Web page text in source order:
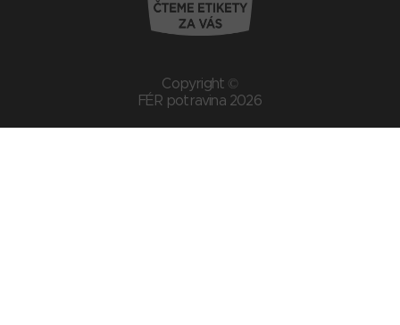
Copyright ©
FÉR potravina 2026